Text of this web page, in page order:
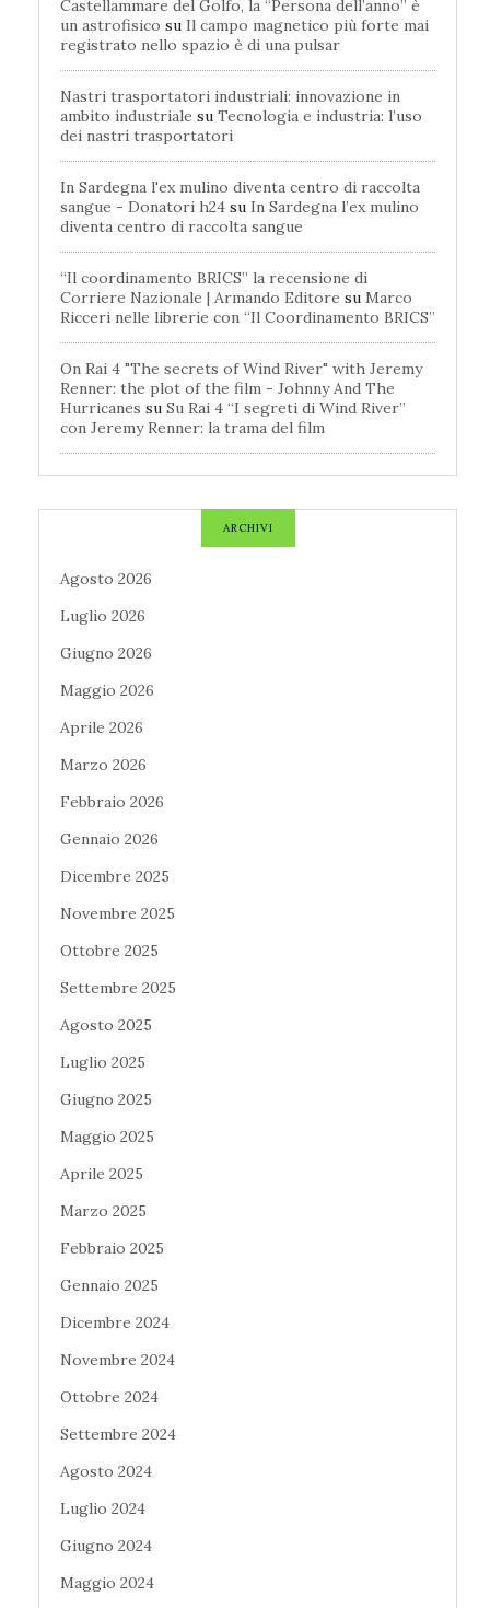
Castellammare del Golfo, la “Persona dell’anno” è
un astrofisico su Il campo magnetico più forte mai
registrato nello spazio è di una pulsar
Nastri trasportatori industriali: innovazione in
ambito industriale su Tecnologia e industria: l’uso
dei nastri trasportatori
In Sardegna l'ex mulino diventa centro di raccolta
sangue - Donatori h24 su In Sardegna l’ex mulino
diventa centro di raccolta sangue
“Il coordinamento BRICS” la recensione di
Corriere Nazionale | Armando Editore su Marco
Ricceri nelle librerie con “Il Coordinamento BRICS”
On Rai 4 "The secrets of Wind River" with Jeremy
Renner: the plot of the film - Johnny And The
Hurricanes su Su Rai 4 “I segreti di Wind River”
con Jeremy Renner: la trama del film
ARCHIVI
Agosto 2026
Luglio 2026
Giugno 2026
Maggio 2026
Aprile 2026
Marzo 2026
Febbraio 2026
Gennaio 2026
Dicembre 2025
Novembre 2025
Ottobre 2025
Settembre 2025
Agosto 2025
Luglio 2025
Giugno 2025
Maggio 2025
Aprile 2025
Marzo 2025
Febbraio 2025
Gennaio 2025
Dicembre 2024
Novembre 2024
Ottobre 2024
Settembre 2024
Agosto 2024
Luglio 2024
Giugno 2024
Maggio 2024